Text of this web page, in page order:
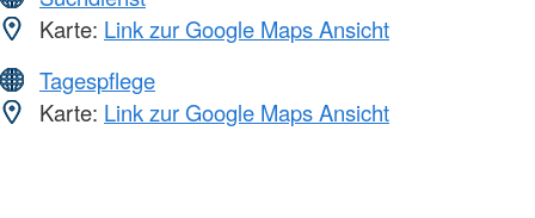
Karte: Link zur Google Maps Ansicht
Tagespflege
Karte: Link zur Google Maps Ansicht